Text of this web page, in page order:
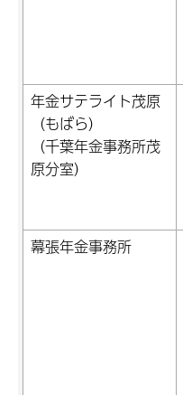
年金サテライト茂原
（もばら）
（千葉年金事務所茂
原分室）
幕張年金事務所